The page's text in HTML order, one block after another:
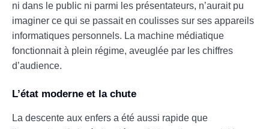
ni dans le public ni parmi les présentateurs, n’aurait pu
imaginer ce qui se passait en coulisses sur ses appareils
informatiques personnels. La machine médiatique
fonctionnait à plein régime, aveuglée par les chiffres
d’audience.
L’état moderne et la chute
La descente aux enfers a été aussi rapide que